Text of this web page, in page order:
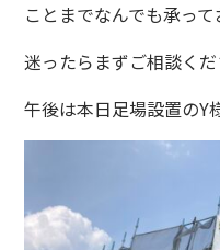
ことまでなんでも承って
迷ったらまずご相談くだ
午後は本日足場設置のY